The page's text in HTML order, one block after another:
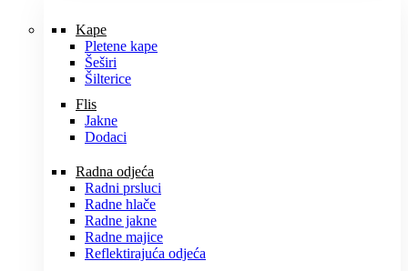
Kape
Pletene kape
Šeširi
Šilterice
Flis
Jakne
Dodaci
Radna odjeća
Radni prsluci
Radne hlače
Radne jakne
Radne majice
Reflektirajuća odjeća